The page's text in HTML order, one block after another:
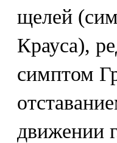
щелей
Крауса),
симптом
движении